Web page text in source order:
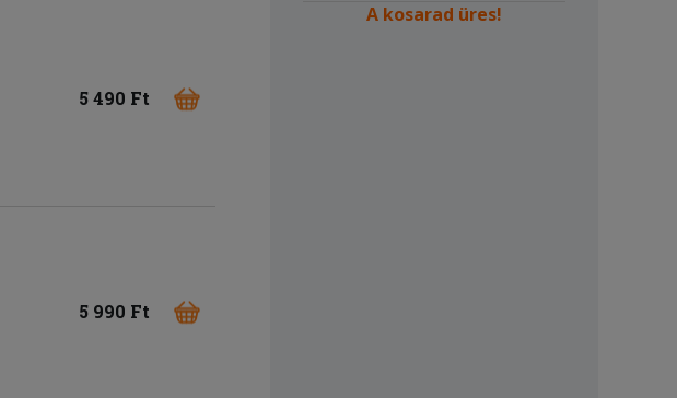
5 490 Ft
5 990 Ft
A kosarad üres!